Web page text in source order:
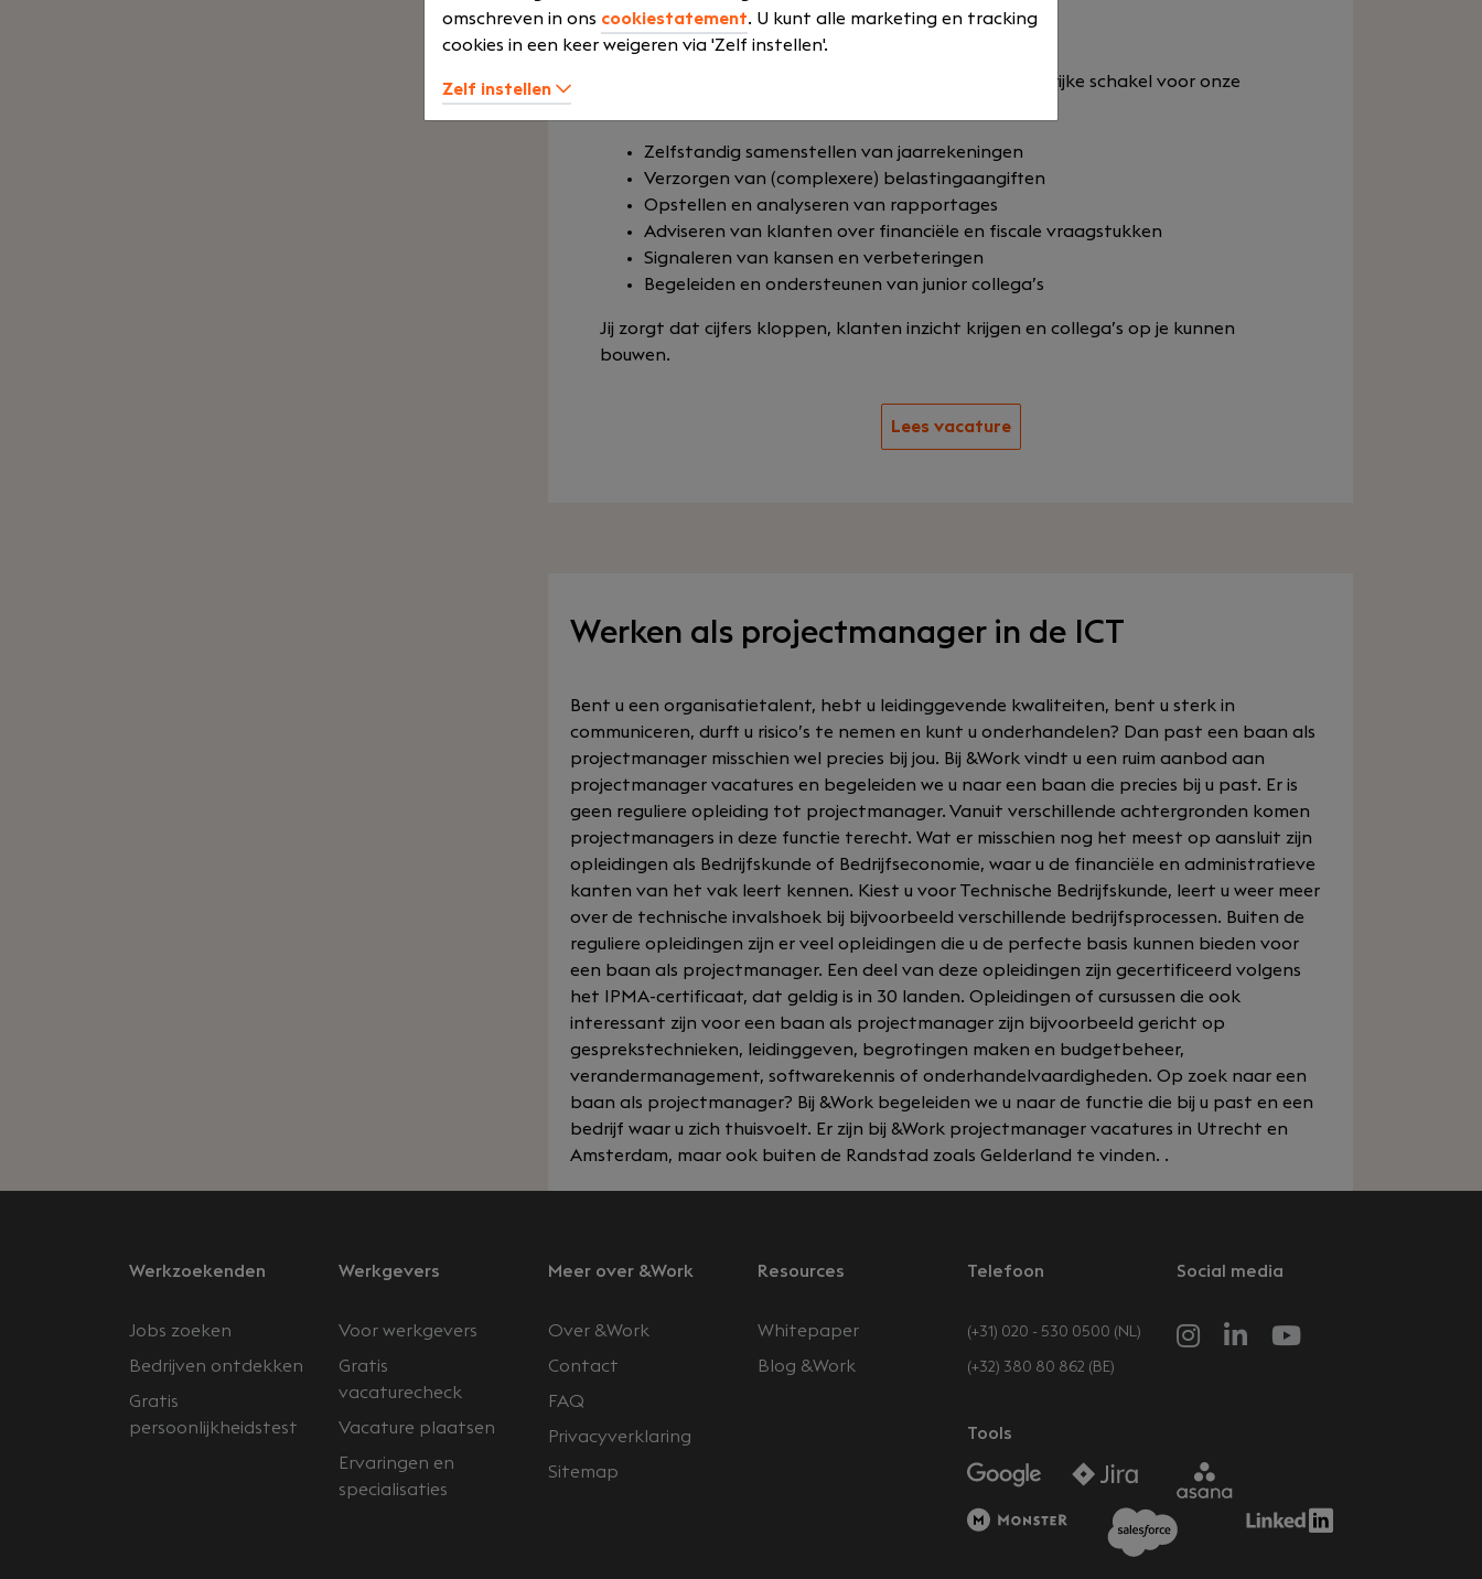
Uw rol
Als Gevorderd Assistent Accountant ben jij een belangrijke schakel voor onze
Zelfstandig samenstellen van jaarrekeningen
Verzorgen van (complexere) belastingaangiften
Opstellen en analyseren van rapportages
Adviseren van klanten over financiële en fiscale vraagstukken
Signaleren van kansen en verbeteringen
Begeleiden en ondersteunen van junior collega’s
Jij zorgt dat cijfers kloppen, klanten inzicht krijgen en collega’s op je kunnen
bouwen.
Lees vacature
Werken als projectmanager in de ICT
Bent u een organisatietalent, hebt u leidinggevende kwaliteiten, bent u sterk in
communiceren, durft u risico’s te nemen en kunt u onderhandelen? Dan past een baan als
projectmanager misschien wel precies bij jou. Bij &Work vindt u een ruim aanbod aan
projectmanager vacatures en begeleiden we u naar een baan die precies bij u past. Er is
geen reguliere opleiding tot projectmanager. Vanuit verschillende achtergronden komen
projectmanagers in deze functie terecht. Wat er misschien nog het meest op aansluit zijn
opleidingen als Bedrijfskunde of Bedrijfseconomie, waar u de financiële en administratieve
kanten van het vak leert kennen. Kiest u voor Technische Bedrijfskunde, leert u weer meer
over de technische invalshoek bij bijvoorbeeld verschillende bedrijfsprocessen. Buiten de
reguliere opleidingen zijn er veel opleidingen die u de perfecte basis kunnen bieden voor
een baan als projectmanager. Een deel van deze opleidingen zijn gecertificeerd volgens
het IPMA-certificaat, dat geldig is in 30 landen. Opleidingen of cursussen die ook
interessant zijn voor een baan als projectmanager zijn bijvoorbeeld gericht op
gesprekstechnieken, leidinggeven, begrotingen maken en budgetbeheer,
verandermanagement, softwarekennis of onderhandelvaardigheden. Op zoek naar een
baan als projectmanager? Bij &Work begeleiden we u naar de functie die bij u past en een
bedrijf waar u zich thuisvoelt. Er zijn bij &Work projectmanager vacatures in Utrecht en
Amsterdam, maar ook buiten de Randstad zoals Gelderland te vinden. .
Werkzoekenden
Jobs zoeken
Bedrijven ontdekken
Gratis
persoonlijkheidstest
Werkgevers
Voor werkgevers
Gratis
vacaturecheck
Vacature plaatsen
Ervaringen en
specialisaties
Meer over &Work
Over &Work
Contact
FAQ
Privacyverklaring
Sitemap
Resources
Whitepaper
Blog &Work
Telefoon
(+31) 020 - 530 0500 (NL)
(+32) 380 80 862 (BE)
Social media
Tools
omschreven in ons cookiestatement. U kunt alle marketing en tracking
cookies in een keer weigeren via 'Zelf instellen'.
Zelf instellen